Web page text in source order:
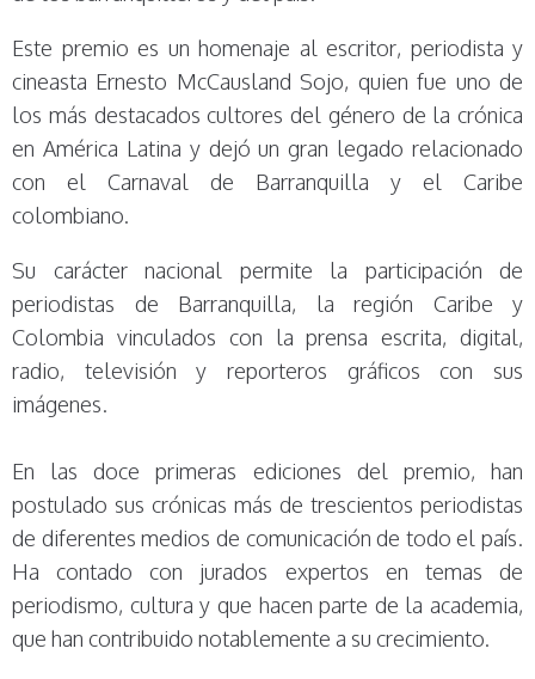
Este premio es un homenaje al escritor, periodista y
cineasta Ernesto McCausland Sojo, quien fue uno de
los más destacados cultores del género de la crónica
en América Latina y dejó un gran legado relacionado
con el Carnaval de Barranquilla y el Caribe
colombiano.
Su carácter nacional permite la participación de
periodistas de Barranquilla, la región Caribe y
Colombia vinculados con la prensa escrita, digital,
radio, televisión y reporteros gráficos con sus
imágenes.
En las doce primeras ediciones del premio, han
postulado sus crónicas más de trescientos periodistas
de diferentes medios de comunicación de todo el país.
Ha contado con jurados expertos en temas de
periodismo, cultura y que hacen parte de la academia,
que han contribuido notablemente a su crecimiento.